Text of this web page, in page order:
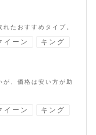
たおすすめタイプ。
イーン キング
が、価格は安い方が助
イーン キング